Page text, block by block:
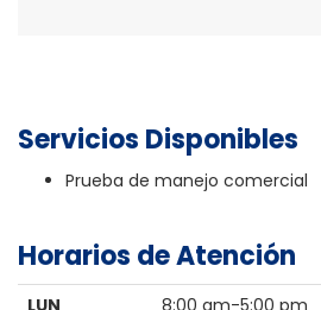
Servicios Disponibles
Prueba de manejo comercial
Horarios de Atención